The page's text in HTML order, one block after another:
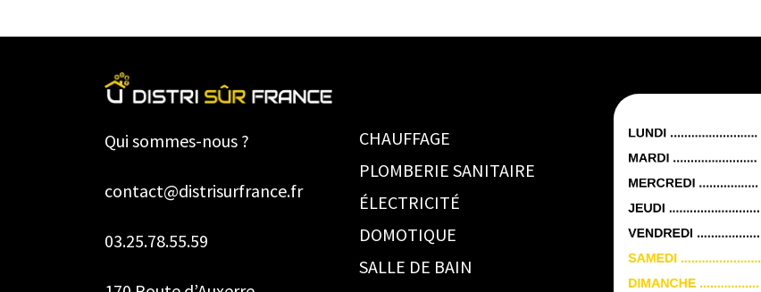
Qui sommes-nous ?
contact@distrisurfrance.fr
03.25.78.55.59
CHAUFFAGE
PLOMBERIE SANITAIRE
ÉLECTRICITÉ
DOMOTIQUE
SALLE DE BAIN